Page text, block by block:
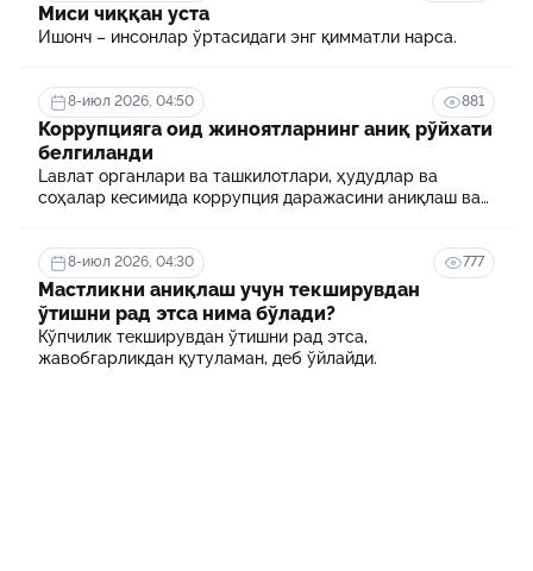
Миси чиққан уста
Ишонч – инсонлар ўртасидаги энг қимматли нарса.
8-июл 2026, 04:50 881
Коррупцияга оид жиноятларнинг аниқ рўйхати
белгиланди
Lавлат органлари ва ташкилотлари, ҳудудлар ва
соҳалар кесимида коррупция даражасини аниқлаш ва
8-июл 2026, 04:30 777
Мастликни аниқлаш учун текширувдан
ўтишни рад этса нима бўлади?
Кўпчилик текширувдан ўтишни рад этса,
жавобгарликдан қутуламан, деб ўйлайди.